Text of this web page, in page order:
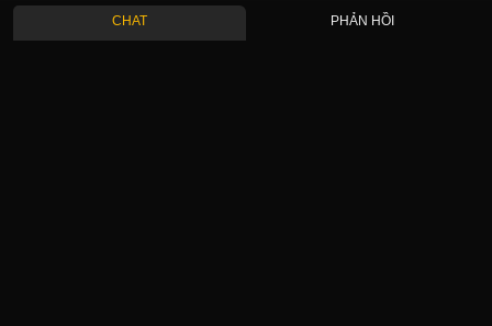
CHAT PHẢN HỒI